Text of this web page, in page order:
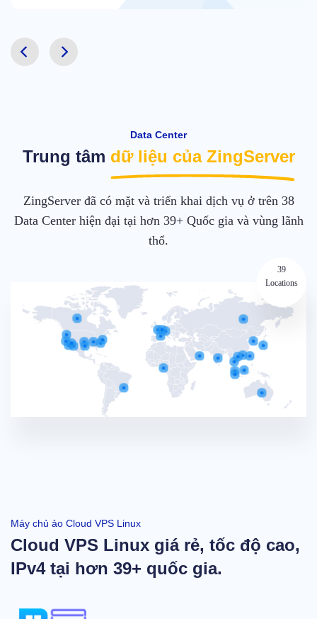
Data Center
Trung tâm dữ liệu của ZingServer
ZingServer đã có mặt và triển khai dịch vụ ở trên 38
Data Center hiện đại tại hơn 39+ Quốc gia và vùng lãnh
thổ.
39
Locations
Máy chủ ảo Cloud VPS Linux
Cloud VPS Linux giá rẻ, tốc độ cao,
IPv4 tại hơn 39+ quốc gia.